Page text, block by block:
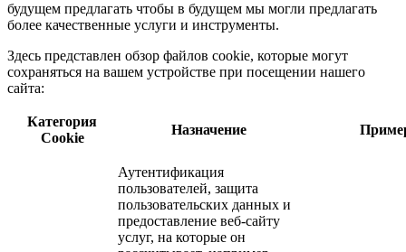
будущем предлагать чтобы в будущем мы могли предлагать
более качественные услуги и инструменты.
Здесь представлен обзор файлов cookie, которые могут
сохраняться на вашем устройстве при посещении нашего
сайта:
Категория
Cookie
Назначение
Аутентификация
пользователей, защита
пользовательских данных и
предоставление веб-сайту
услуг, на которые он